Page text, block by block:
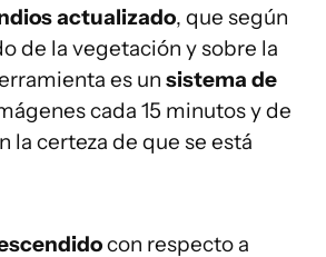
actualizado, que según
de la vegetación y sobre la
es un sistema de
cada 15 minutos y de
la certeza de que se está
con respecto a